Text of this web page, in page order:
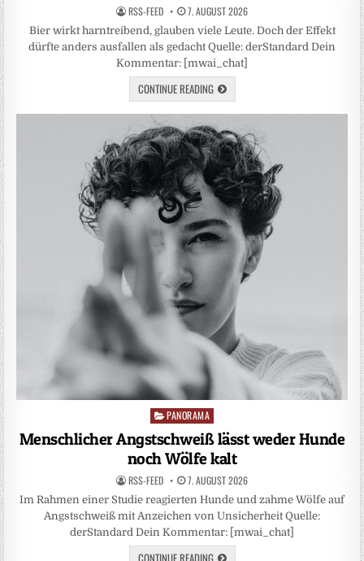
RSS-FEED 7. AUGUST 2026
Bier wirkt harntreibend, glauben viele Leute. Doch der Effekt
dürfte anders ausfallen als gedacht Quelle: derStandard Dein
Kommentar: [mwai_chat]
CONTINUE READING
Posted
PANORAMA
Menschlicher Angstschweiß lässt weder Hunde
noch Wölfe kalt
RSS-FEED 7. AUGUST 2026
Im Rahmen einer Studie reagierten Hunde und zahme Wölfe auf
Angstschweiß mit Anzeichen von Unsicherheit Quelle:
derStandard Dein Kommentar: [mwai_chat]
CONTINUE READING